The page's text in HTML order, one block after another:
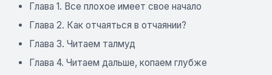
Глава 1. Все плохое имеет свое начало
Глава 2. Как отчаяться в отчаянии?
Глава 3. Читаем талмуд
Глава 4. Читаем дальше, копаем глубже